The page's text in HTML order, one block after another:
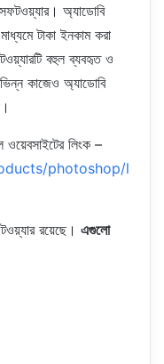
অ্যাডোবি
টাকা ইনকাম করা
বহুল ব্যবহৃত ও
কাজেও অ্যাডোবি
লিংক –
photoshop/l
রয়েছে। এগুলো